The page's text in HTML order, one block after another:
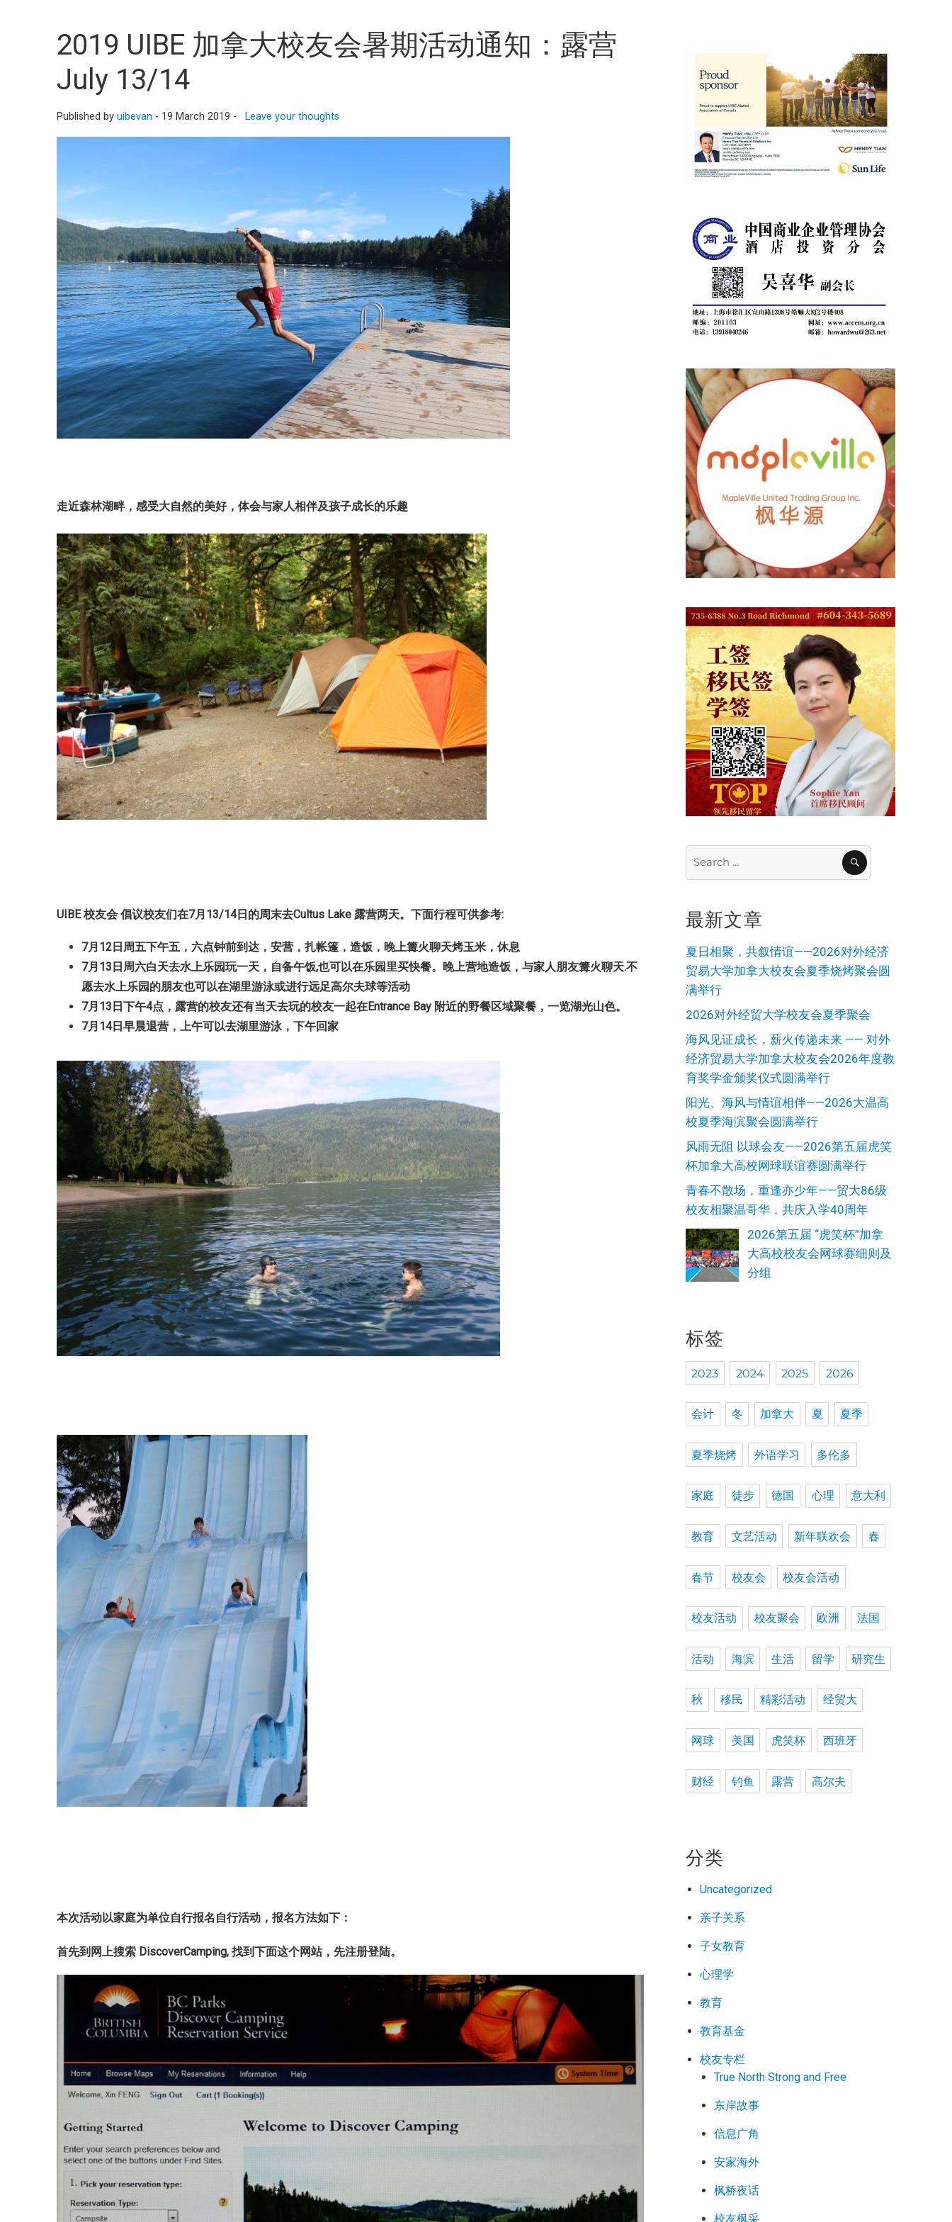
2019 UIBE 加拿大校友会暑期活动通知：露营
July 13/14
Published byuibevan - 19 March 2019 - Leave your thoughts
走近森林湖畔，感受大自然的美好，体会与家人相伴及孩子成长的乐趣
UIBE校友会 倡议校友们在7月 13/14日的周末去Cultus Lake 露营两天。下面行程可供参考:
7月 12日周五下午五，六点钟前到达，安营，扎帐篷，造饭，晚上篝火聊天烤玉米，休息
7月 13 日周六白天去水上乐园玩一天，自备午饭,也可以在乐园里买快餐。晚上营地造饭，与家人朋友篝火聊天.不
愿去水上乐园的朋友也可以在湖里游泳或进行远足高尔夫球等活动
7月 13 日下午4点，露营的校友还有当天去玩的校友一起在Entrance Bay 附近的野餐区域聚餐，一览湖光山色。
7月 14日早晨退营，上午可以去湖里游泳，下午回家
本次活动以家庭为单位自行报名自行活动，报名方法如下：
首先到网上搜索 DiscoverCamping,找到下面这个网站，先注册登陆。
SEARCH
最新文章
夏日相聚，共叙情谊——2026对外经济
贸易大学加拿大校友会夏季烧烤聚会圆
满举行
2026对外经贸大学校友会夏季聚会
海风见证成长，薪火传递未来 —— 对外
经济贸易大学加拿大校友会2026年度教
育奖学金颁奖仪式圆满举行
阳光、海风与情谊相伴——2026大温高
校夏季海滨聚会圆满举行
风雨无阻 以球会友——2026第五届虎笑
杯加拿大高校网球联谊赛圆满举行
青春不散场，重逢亦少年——贸大86级
校友相聚温哥华，共庆入学40周年
2026第五届 “虎笑杯”加拿
大高校校友会网球赛细则及
分组
标签
2023 2024 2025 2026
会计 冬 加拿大 夏 夏季
夏季烧烤 外语学习 多伦多
家庭 徒步 德国 心理 意大利
教育 文艺活动 新年联欢会 春
春节 校友会 校友会活动
校友活动 校友聚会 欧洲 法国
活动 海滨 生活 留学 研究生
秋 移民 精彩活动 经贸大
网球 美国 虎笑杯 西班牙
财经 钓鱼 露营 高尔夫
分类
Uncategorized
亲子关系
子女教育
心理学
教育
教育基金
校友专栏
True North Strong and Free
东岸故事
信息广角
安家海外
枫桥夜话
校友枫采